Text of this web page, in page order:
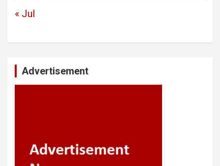
« Jul
Advertisement